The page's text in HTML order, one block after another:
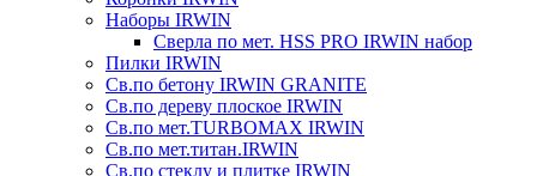
Наборы IRWIN
Сверла по мет. HSS PRO IRWIN набор
Пилки IRWIN
Св.по бетону IRWIN GRANITE
Св.по дереву плоское IRWIN
Св.по мет.TURBOMAX IRWIN
Св.по мет.титан.IRWIN
Св.по стеклу и плитке IRWIN